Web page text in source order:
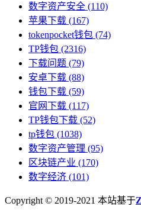
数字资产安全 (110)
苹果下载 (167)
tokenpocket钱包 (74)
TP钱包 (2316)
下载问题 (79)
安卓下载 (88)
钱包下载 (59)
官网下载 (117)
TP钱包下载 (52)
tp钱包 (1038)
数字资产管理 (95)
区块链产业 (170)
数字经济 (101)
Copyright © 2019-2021 本站基于